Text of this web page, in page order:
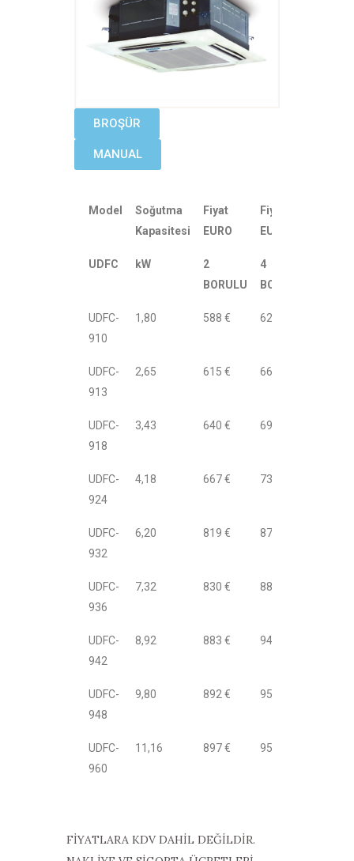
BROŞÜR
MANUAL
Model
Soğutma
Kapasitesi
Fiyat
EURO
Fiyat
EURO
UDFC kW
2
BORULU
4
BORULU
UDFC-
910
1,80 588 € 629 €
UDFC-
913
2,65 615 € 662 €
UDFC-
918
3,43 640 € 698 €
UDFC-
924
4,18 667 € 731 €
UDFC-
932
6,20 819 € 876 €
UDFC-
936
7,32 830 € 888 €
UDFC-
942
8,92 883 € 944 €
UDFC-
948
9,80 892 € 951 €
UDFC-
960
11,16 897 € 956 €
FİYATLARA KDV DAHİL DEĞİLDİR.